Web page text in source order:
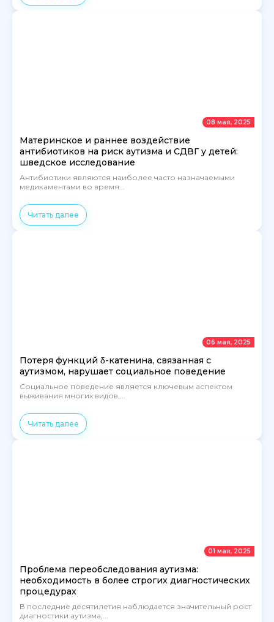
08 мая, 2025
Материнское и раннее воздействие
антибиотиков на риск аутизма и СДВГ у детей:
шведское исследование
Антибиотики являются наиболее часто назначаемыми
медикаментами во время...
Читать далее
06 мая, 2025
Потеря функций δ-катенина, связанная с
аутизмом, нарушает социальное поведение
Социальное поведение является ключевым аспектом
выживания многих видов,...
Читать далее
01 мая, 2025
Проблема переобследования аутизма:
необходимость в более строгих диагностических
процедурах
В последние десятилетия наблюдается значительный рост
диагностики аутизма,...